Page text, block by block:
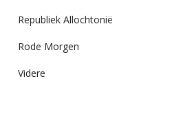
Republiek Allochtonië
Rode Morgen
Videre